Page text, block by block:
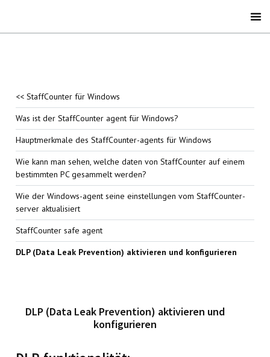
<< StaffCounter für Windows
Was ist der StaffCounter agent für Windows?
Hauptmerkmale des StaffCounter-agents für Windows
Wie kann man sehen, welche daten von StaffCounter auf einem
bestimmten PC gesammelt werden?
Wie der Windows-agent seine einstellungen vom StaffCounter-
server aktualisiert
StaffCounter safe agent
DLP (Data Leak Prevention) aktivieren und konfigurieren
DLP (Data Leak Prevention) aktivieren und
konfigurieren